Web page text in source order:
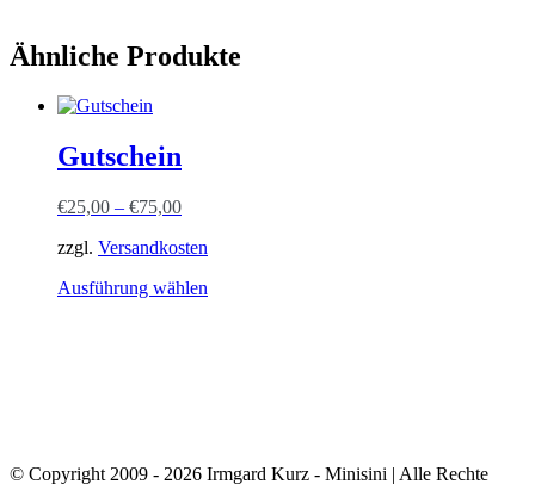
Ähnliche Produkte
Gutschein
€25,00 – €75,00
zzgl. Versandkosten
Ausführung wählen
© Copyright 2009 - 2026 Irmgard Kurz - Minisini | Alle Rechte